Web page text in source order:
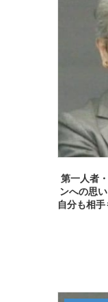
第一人者
ンへの思
自分も相